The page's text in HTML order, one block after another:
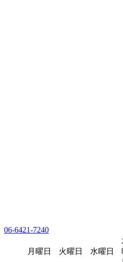
06-6421-7240
月曜日 火曜日 水曜日